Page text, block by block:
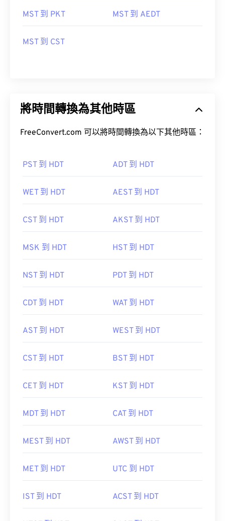
MST 到 PKT MST 到 AEDT
MST 到 CST
將時間轉換為其他時區
FreeConvert.com 可以將時間轉換為以下其他時區：
PST 到 HDT ADT 到 HDT
WET 到 HDT AEST 到 HDT
CST 到 HDT AKST 到 HDT
MSK 到 HDT HST 到 HDT
NST 到 HDT PDT 到 HDT
CDT 到 HDT WAT 到 HDT
AST 到 HDT WEST 到 HDT
CST 到 HDT BST 到 HDT
CET 到 HDT KST 到 HDT
MDT 到 HDT CAT 到 HDT
MEST 到 HDT AWST 到 HDT
MET 到 HDT UTC 到 HDT
IST 到 HDT ACST 到 HDT